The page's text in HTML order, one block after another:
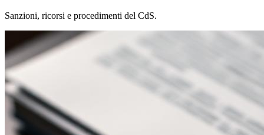
Sanzioni, ricorsi e procedimenti del CdS.